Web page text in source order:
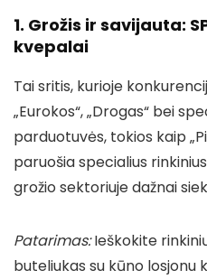
1. Grožis ir savijauta:
kvepalai
Tai sritis, kurioje
„Eurokos“, „Drogas“ bei
parduotuvės, tokios kaip
paruošia specialius
grožio sektoriuje dažnai
Patarimas:Ieškokite
buteliukas su kūno losjonu